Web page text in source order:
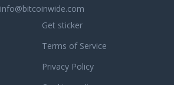
info@bitcoinwide.com
Get sticker
Terms of Service
Privacy Policy